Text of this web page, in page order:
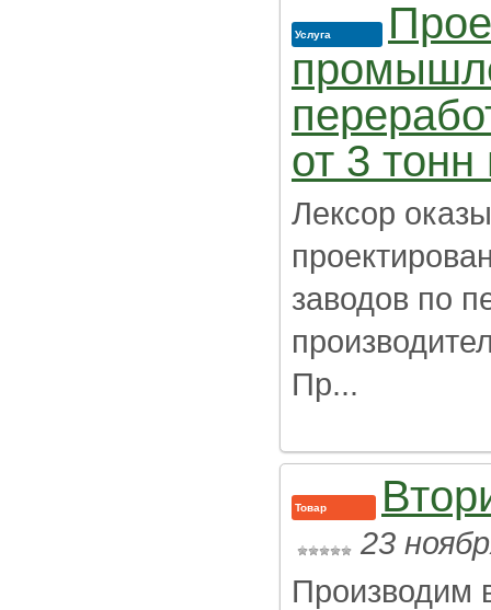
Услуга
от 3 тонн
Лексор
заводов по
Пр...
Товар
23
Производим